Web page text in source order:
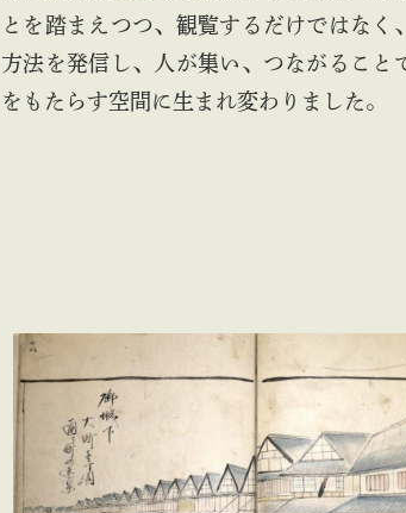
とを踏まえつつ、観覧するだけではなく
方法を発信し、人が集い、つながること
をもたらす空間に生まれ変わりました。